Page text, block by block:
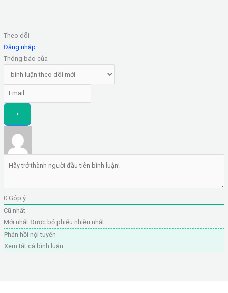
Theo dõi
Đăng nhập
Thông báo của
0Góp ý
Cũ nhất
Mới nhất Được bỏ phiếu nhiều nhất
Phản hồi nội tuyến
Xem tất cả bình luận